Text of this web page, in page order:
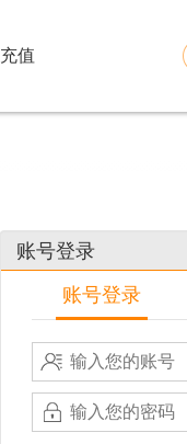
充值
账号登录
账号登录